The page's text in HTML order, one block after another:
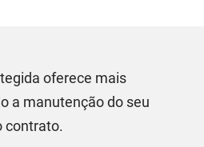
oferece mais
a manutenção do seu
contrato.